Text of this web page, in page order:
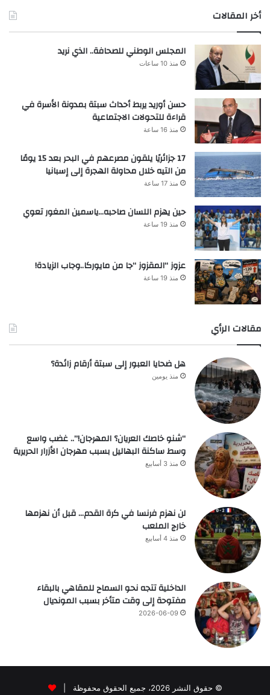
أخر المقالات
المجلس الوطني للصحافة.. الذي نريد
منذ 10 ساعات
حسن أوريد يربط أحداث سبتة بمدونة الأسرة في
قراءة للتحولات الاجتماعية
منذ 16 ساعة
17 جزائريًا يلقون مصرعهم في البحر بعد 15 يومًا
من التيه خلال محاولة الهجرة إلى إسبانيا
منذ 17 ساعة
حين يهزم اللسان صاحبه…ياسمين المغور تعوي
منذ 19 ساعة
عزوز “المقزوز “جا من مايوركا..وجاب الزيادة!
منذ 19 ساعة
مقالات الرأي
هل ضحايا العبور إلى سبتة أرقام زائدة؟
منذ يومين
“شنو خاصك العريان؟ المهرجان!”.. غضب واسع
وسط ساكنة البهاليل بسبب مهرجان الأزرار الحريرية
منذ 3 أسابيع
لن نهزم فرنسا في كرة القدم… قبل أن نهزمها
خارج الملعب
منذ 4 أسابيع
الداخلية تتجه نحو السماح للمقاهي بالبقاء
مفتوحة إلى وقت متأخر بسبب المونديال
2026-06-09
© حقوق النشر 2026، جميع الحقوق محفوظة |